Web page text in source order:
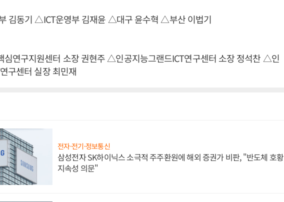
김동기 △ICT운영부 김재윤 △대구 윤수혁 △부산 이법기
연구지원센터 소장 권현주 △인공지능그랜드ICT연구센터 소장 정석찬 △인
구센터 실장 최민재
전자·전기·정보통신
삼성전자 SK하이닉스 소극적 주주환원에 해외 증권가 비판, "반도체 호황
지속성 의문"